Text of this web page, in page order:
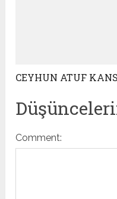
CEYHUN ATUF
Comment: